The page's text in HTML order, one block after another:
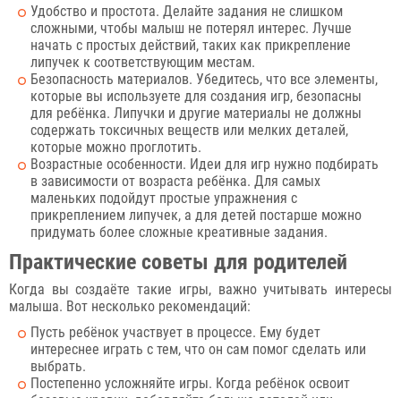
Удобство и простота. Делайте задания не слишком
сложными, чтобы малыш не потерял интерес. Лучше
начать с простых действий, таких как прикрепление
липучек к соответствующим местам.
Безопасность материалов. Убедитесь, что все элементы,
которые вы используете для создания игр, безопасны
для ребёнка. Липучки и другие материалы не должны
содержать токсичных веществ или мелких деталей,
которые можно проглотить.
Возрастные особенности. Идеи для игр нужно подбирать
в зависимости от возраста ребёнка. Для самых
маленьких подойдут простые упражнения с
прикреплением липучек, а для детей постарше можно
придумать более сложные креативные задания.
Практические советы для родителей
Когда вы создаёте такие игры, важно учитывать интересы
малыша. Вот несколько рекомендаций:
Пусть ребёнок участвует в процессе. Ему будет
интереснее играть с тем, что он сам помог сделать или
выбрать.
Постепенно усложняйте игры. Когда ребёнок освоит